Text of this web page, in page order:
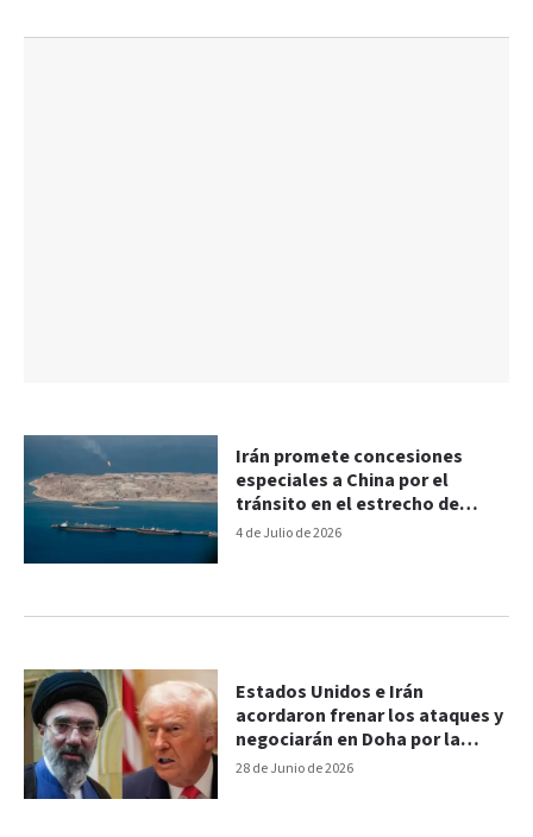
4 de Julio de 2026
Irán promete concesiones
especiales a China por el
tránsito en el estrecho de
Ormuz
28 de Junio de 2026
Estados Unidos e Irán
acordaron frenar los ataques y
negociarán en Doha por la
crisis en el estrecho de Ormuz